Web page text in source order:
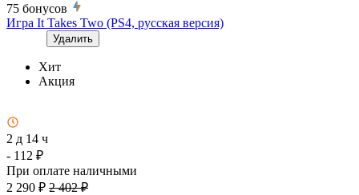
75 бонусов
Игра It Takes Two (PS4, русская версия)
Удалить
Хит
Акция
2 д 14 ч
- 112 ₽
При оплате наличными
2 290 ₽ 2 402 ₽